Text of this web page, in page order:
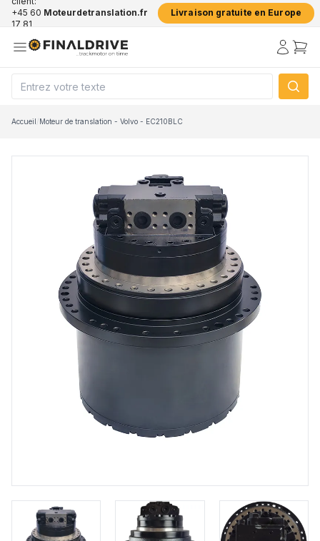
+45 60
17 81
Moteurdetranslation.fr Livraison gratuite en Europe
Accueil/Moteur de translation - Volvo - EC210BLC